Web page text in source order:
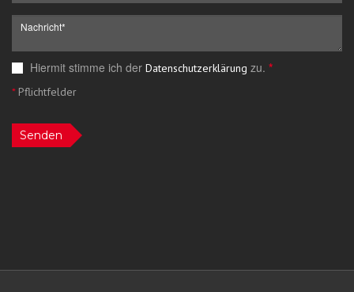
Hiermit stimme ich der Datenschutzerklärung zu. *
*Pflichtfelder
Senden